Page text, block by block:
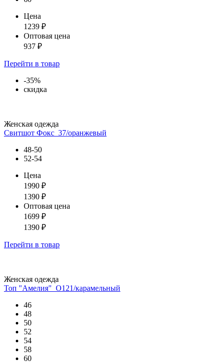
Цена
1239 ₽
Оптовая цена
937 ₽
Перейти в товар
-35%
скидка
Женская одежда
Свитшот Фокс_37/оранжевый
48-50
52-54
Цена
1990 ₽
1390 ₽
Оптовая цена
1699 ₽
1390 ₽
Перейти в товар
Женская одежда
Топ "Амелия"_О121/карамельный
46
48
50
52
54
58
60